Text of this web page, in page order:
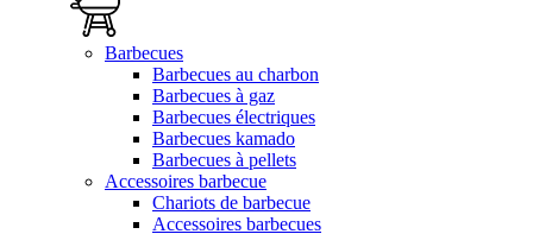
Barbecues
Barbecues au charbon
Barbecues à gaz
Barbecues électriques
Barbecues kamado
Barbecues à pellets
Accessoires barbecue
Chariots de barbecue
Accessoires barbecues